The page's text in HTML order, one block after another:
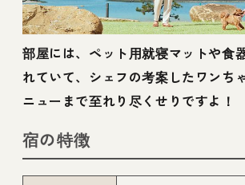
部屋には、ペット用就寝マットや食
れていて、シェフの考案したワンち
ニューまで至れり尽くせりですよ！
宿の特徴